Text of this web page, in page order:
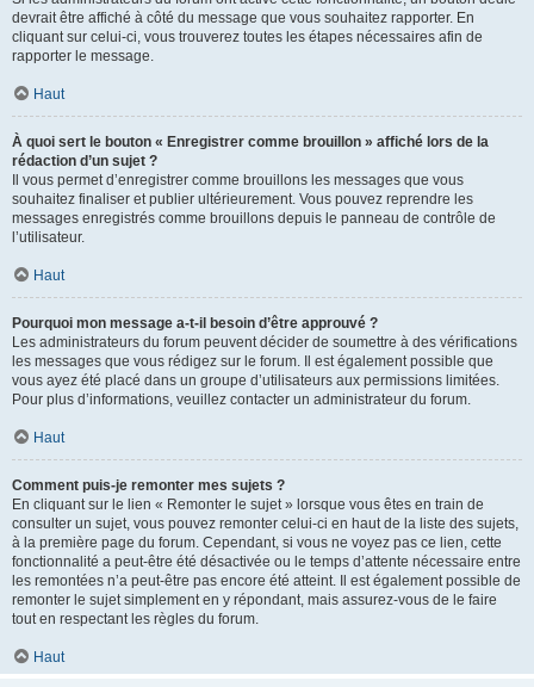
devrait être affiché à côté du message que vous souhaitez rapporter. En
cliquant sur celui-ci, vous trouverez toutes les étapes nécessaires afin de
rapporter le message.
Haut
À quoi sert le bouton « Enregistrer comme brouillon » affiché lors de la
rédaction d’un sujet ?
Il vous permet d’enregistrer comme brouillons les messages que vous
souhaitez finaliser et publier ultérieurement. Vous pouvez reprendre les
messages enregistrés comme brouillons depuis le panneau de contrôle de
l’utilisateur.
Haut
Pourquoi mon message a-t-il besoin d’être approuvé ?
Les administrateurs du forum peuvent décider de soumettre à des vérifications
les messages que vous rédigez sur le forum. Il est également possible que
vous ayez été placé dans un groupe d’utilisateurs aux permissions limitées.
Pour plus d’informations, veuillez contacter un administrateur du forum.
Haut
Comment puis-je remonter mes sujets ?
En cliquant sur le lien « Remonter le sujet » lorsque vous êtes en train de
consulter un sujet, vous pouvez remonter celui-ci en haut de la liste des sujets,
à la première page du forum. Cependant, si vous ne voyez pas ce lien, cette
fonctionnalité a peut-être été désactivée ou le temps d’attente nécessaire entre
les remontées n’a peut-être pas encore été atteint. Il est également possible de
remonter le sujet simplement en y répondant, mais assurez-vous de le faire
tout en respectant les règles du forum.
Haut